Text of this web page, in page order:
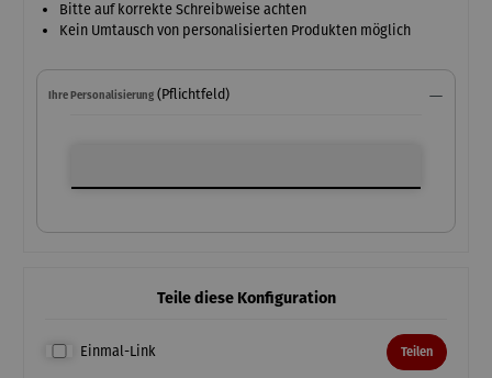
Bitte auf korrekte Schreibweise achten
Kein Umtausch von personalisierten Produkten möglich
Ihre Personalisierung (Pflichtfeld)
Teile diese Konfiguration
Einmal-Link Teilen